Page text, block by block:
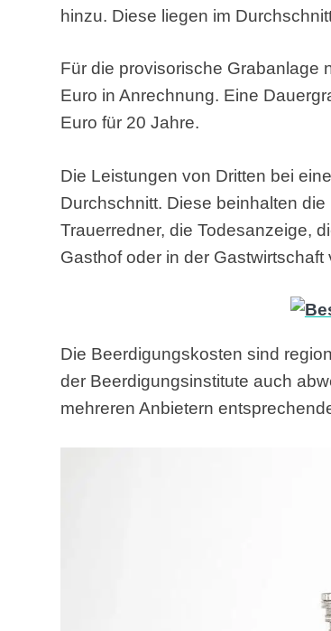
hinzu. Diese liegen im
Für die provisorische Grabanlage
Euro in Anrechnung. Eine
Euro für 20 Jahre.
Die Leistungen von Dritten bei
Durchschnitt. Diese beinhalten
Trauerredner, die Todesanzeige,
Gasthof oder in der
Die Beerdigungskosten sind
der Beerdigungsinstitute auch
mehreren Anbietern